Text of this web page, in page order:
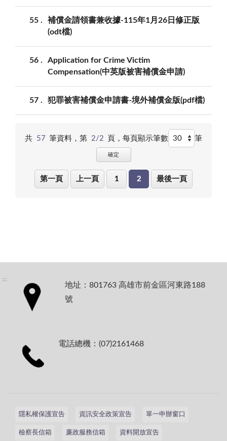
55
補償金請領書兼收據-115年1月26日修正版
(odt檔)
56
Application for Crime Victim
Compensation(中英版被害補償金申請)
57 犯罪被害補償金申請書-境外補償金版(pdf檔)
共 57 筆資料，第 2/2 頁，每頁顯示筆數 筆
確定
第一頁 上一頁 1 2 最後一頁
:::
地址：801763 高雄市前金區河東路188
號
電話總機：(07)2161468
隱私權保護宣告 資訊安全政策宣告 單一申辦窗口
檢察長信箱 廉政服務信箱 資料開放宣告